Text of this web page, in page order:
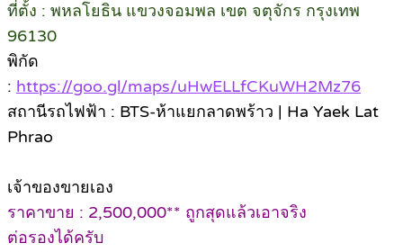
ที่ตั้ง : พหลโยธิน แขวงจอมพล เขต จตุจักร กรุงเทพ
96130
พิกัด
: https://goo.gl/maps/uHwELLfCKuWH2Mz76
สถานีรถไฟฟ้า : BTS-ห้าแยกลาดพร้าว | Ha Yaek Lat
Phrao
เจ้าของขายเอง
ราคาขาย : 2,500,000** ถูกสุดแล้วเอาจริง
ต่อรองได้ครับ